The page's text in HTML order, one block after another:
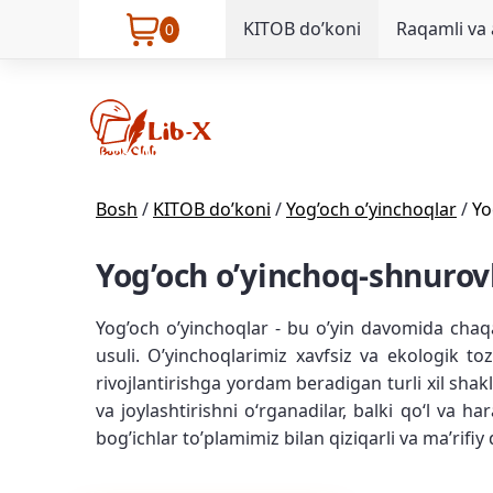
0 KITOB do’koni Raqamli
Bosh / KITOB do’koni /Yog’och o’yinchoqlar/
Yog’och o’yinchoq-
Yog’och o’yinchoqlar - bu o’yin davomida
usuli. O’yinchoqlarimiz xavfsiz va ekologik
rivojlantirishga yordam beradigan turli xil
va joylashtirishni oʻrganadilar, balki qoʻl va
bog’ichlar to’plamimiz bilan qiziqarli va